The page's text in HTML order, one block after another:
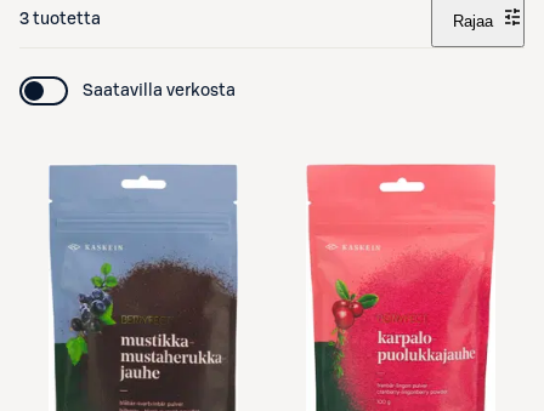
3 tuotetta Rajaa
Saatavilla verkosta